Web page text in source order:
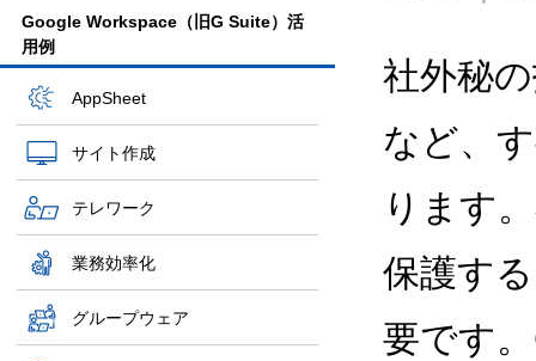
Google Workspace（旧G Suite）活
用例
AppSheet
サイト作成
テレワーク
業務効率化
グループウェア
社外秘
など、
ります
保護す
要です